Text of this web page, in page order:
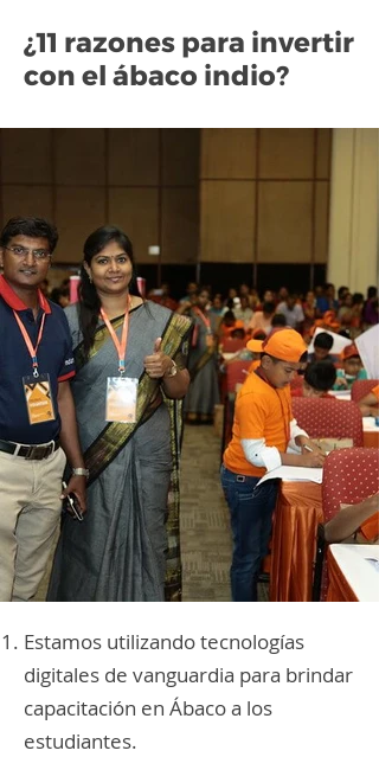
¿11 razones para invertir
con el ábaco indio?
Estamos utilizando tecnologías
digitales de vanguardia para brindar
capacitación en Ábaco a los
estudiantes.